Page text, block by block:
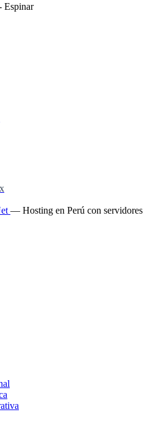
Espinar
— Hosting en Perú con servidores